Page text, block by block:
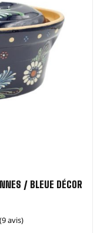
/ BLEUE DÉCOR
(9 avis)